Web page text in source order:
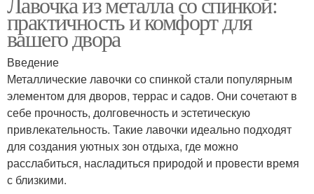
практичность и комфорт для
вашего двора
Введение
Металлические лавочки со спинкой стали популярным
элементом для дворов, террас и садов. Они сочетают в
себе прочность, долговечность и эстетическую
привлекательность. Такие лавочки идеально подходят
для создания уютных зон отдыха, где можно
расслабиться, насладиться природой и провести время
с близкими.